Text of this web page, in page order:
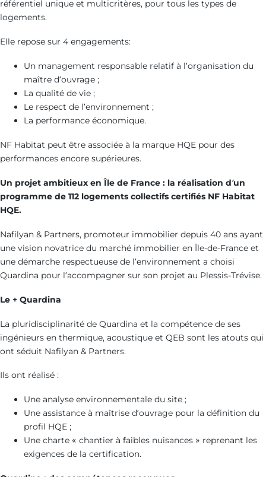
référentiel unique et multicritères, pour tous les types de
logements.
Elle repose sur 4 engagements:
Un management responsable relatif à l’organisation du
maître d’ouvrage ;
La qualité de vie ;
Le respect de l’environnement ;
La performance économique.
NF Habitat peut être associée à la marque HQE pour des
performances encore supérieures.
Un projet ambitieux en Île de France : la réalisation d’un
programme de 112 logements collectifs certifiés NF Habitat
HQE.
Nafilyan & Partners, promoteur immobilier depuis 40 ans ayant
une vision novatrice du marché immobilier en Île-de-France et
une démarche respectueuse de l’environnement a choisi
Quardina pour l’accompagner sur son projet au Plessis-Trévise.
Le + Quardina
La pluridisciplinarité de Quardina et la compétence de ses
ingénieurs en thermique, acoustique et QEB sont les atouts qui
ont séduit Nafilyan & Partners.
Ils ont réalisé :
Une analyse environnementale du site ;
Une assistance à maîtrise d’ouvrage pour la définition du
profil HQE ;
Une charte « chantier à faibles nuisances » reprenant les
exigences de la certification.